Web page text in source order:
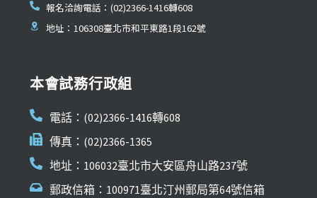
報名洽詢電話：(02)2366-1416轉608
地址：106308臺北市和平東路1段162號
本會試務行政組
電話：(02)2366-1416轉608
傳真：(02)2366-1365
地址：106032臺北市大安區舟山路237號
郵政信箱：100971臺北汀州郵局第64號信箱